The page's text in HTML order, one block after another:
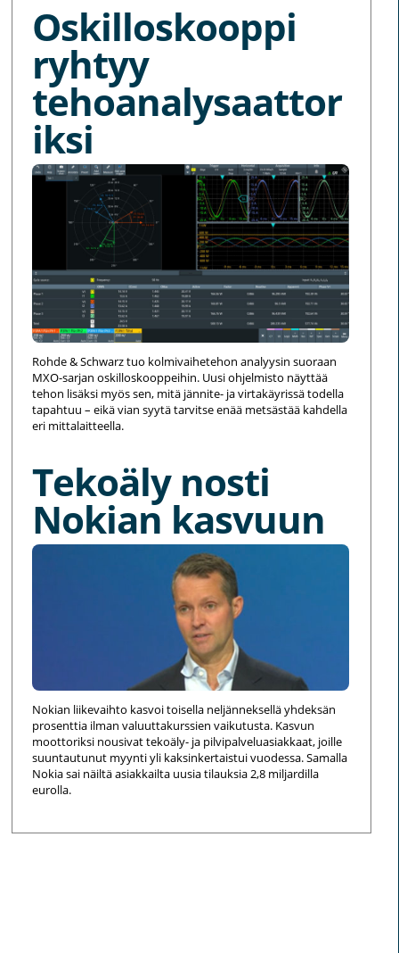
Oskilloskooppi
ryhtyy
tehoanalysaattor
iksi
Rohde & Schwarz tuo kolmivaihetehon analyysin suoraan
MXO-sarjan oskilloskooppeihin. Uusi ohjelmisto näyttää
tehon lisäksi myös sen, mitä jännite- ja virtakäyrissä todella
tapahtuu – eikä vian syytä tarvitse enää metsästää kahdella
eri mittalaitteella.
Tekoäly nosti
Nokian kasvuun
Nokian liikevaihto kasvoi toisella neljänneksellä yhdeksän
prosenttia ilman valuuttakurssien vaikutusta. Kasvun
moottoriksi nousivat tekoäly- ja pilvipalveluasiakkaat, joille
suuntautunut myynti yli kaksinkertaistui vuodessa. Samalla
Nokia sai näiltä asiakkailta uusia tilauksia 2,8 miljardilla
eurolla.